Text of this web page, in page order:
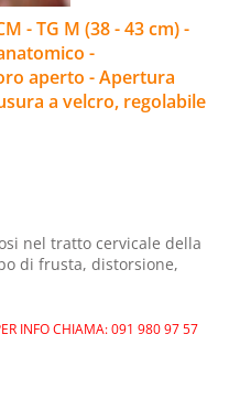
- TG M (38 - 43 cm) -
-
aperto - Apertura
a velcro, regolabile
nel tratto cervicale della
di frusta, distorsione,
INFO CHIAMA: 091 980 97 57